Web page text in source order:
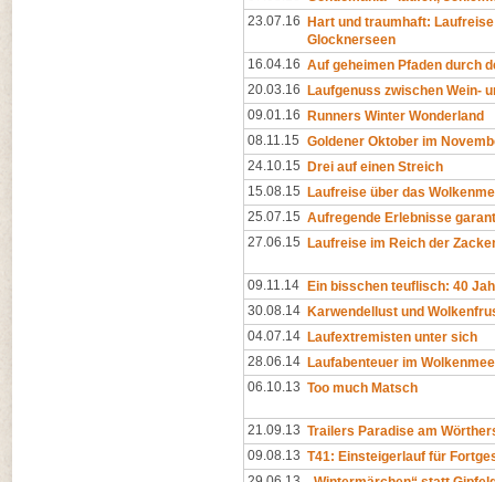
23.07.16
Hart und traumhaft:
Glocknerseen
16.04.16 Auf geheimen Pfaden durch
20.03.16
Laufgenuss zwischen Wein-
09.01.16
Runners Winter Wonderland
08.11.15 Goldener Oktober im
24.10.15
Drei auf einen Streich
15.08.15
Laufreise über das
25.07.15 Aufregende Erlebnisse
27.06.15
Laufreise im Reich der
09.11.14
Ein bisschen teuflisch: 40
30.08.14 Karwendellust und
04.07.14 Laufextremisten unter sich
28.06.14 Laufabenteuer im
06.10.13 Too much Matsch
21.09.13 Trailers Paradise am
09.08.13 T41: Einsteigerlauf für